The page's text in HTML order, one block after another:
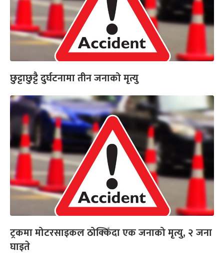
छुट्टाछुट्टै दुर्घटनामा तीन जनाको मृत्यु
ट्रकमा मोटरसाइकल ठोक्किँदा एक जनाको मृत्यु, २ जना
घाइते